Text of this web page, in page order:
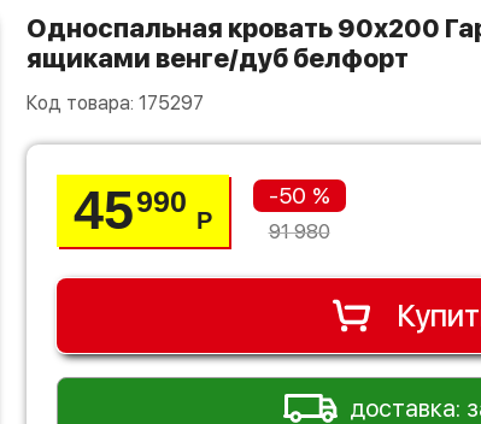
Односпальная кровать 90х200 Гармония КР 608 с
ящиками венге/дуб белфорт
Код товара: 175297
45990
Р
-50 %
91 980
доставка: